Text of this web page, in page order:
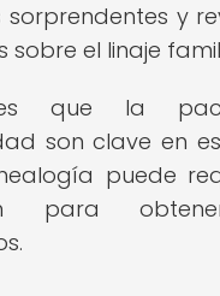
sorprendentes y
sobre el linaje
que la
son clave en
puede
para